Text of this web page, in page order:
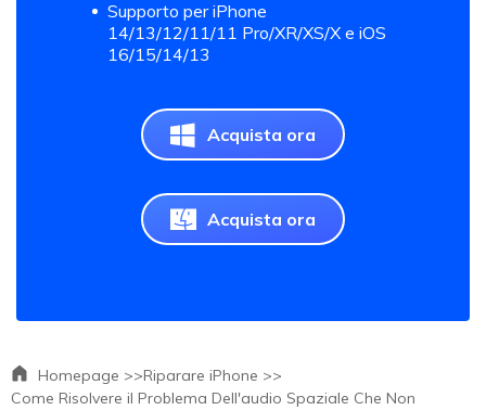
Supporto per iPhone
14/13/12/11/11 Pro/XR/XS/X e iOS
16/15/14/13
Acquista ora
Acquista ora
Homepage >>Riparare iPhone >>
Come Risolvere il Problema Dell'audio Spaziale Che Non